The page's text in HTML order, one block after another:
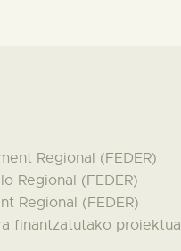
Regional (FEDER)
Regional (FEDER)
Regional (FEDER)
finantzatutako proiektua